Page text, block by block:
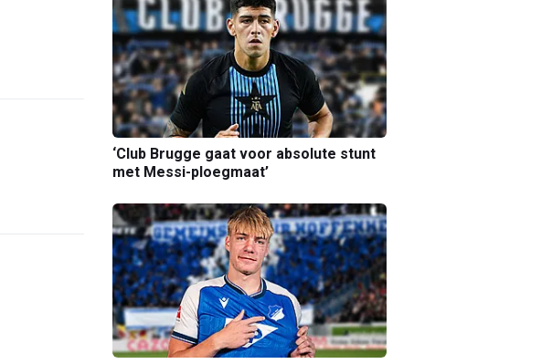
‘Club Brugge gaat voor absolute stunt
met Messi-ploegmaat’